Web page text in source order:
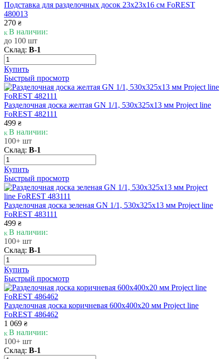
Подставка для разделочных досок 23х23х16 cм FoREST
480013
270 ₴
В наличии:
до 100 шт
Склад: В-1
Купить
Быстрый просмотр
Разделочная доска желтая GN 1/1, 530х325х13 мм Project line
FoREST 482111
499 ₴
В наличии:
100+ шт
Склад: В-1
Купить
Быстрый просмотр
Разделочная доска зеленая GN 1/1, 530х325х13 мм Project line
FoREST 483111
499 ₴
В наличии:
100+ шт
Склад: В-1
Купить
Быстрый просмотр
Разделочная доска коричневая 600х400х20 мм Project line
FoREST 486462
1 069 ₴
В наличии:
100+ шт
Склад: В-1